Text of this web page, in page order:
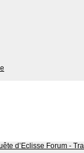
d’Eclisse Forum -